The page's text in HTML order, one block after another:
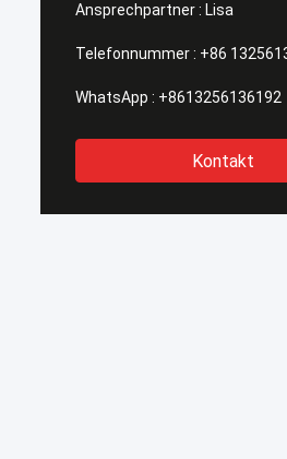
Ansprechpartner : Lisa
Telefonnummer : +86
WhatsApp : +8613256136192
Kontakt